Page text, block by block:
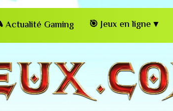
Actualité Gaming 🎯 Jeux en ligne ▾